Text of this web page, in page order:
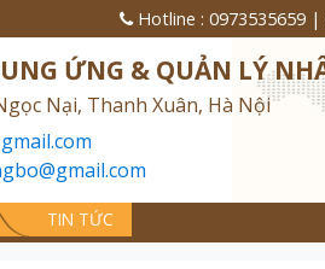
Hotline : 0973535659 |
ỨNG & QUẢN LÝ
Nại, Thanh Xuân, Hà Nội
TIN TỨC